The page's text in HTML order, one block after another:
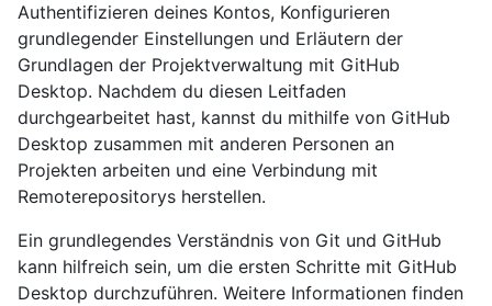
Authentifizieren deines Kontos, Konfigurieren
grundlegender Einstellungen und Erläutern der
Grundlagen der Projektverwaltung mit GitHub
Desktop. Nachdem du diesen Leitfaden
durchgearbeitet hast, kannst du mithilfe von GitHub
Desktop zusammen mit anderen Personen an
Projekten arbeiten und eine Verbindung mit
Remoterepositorys herstellen.
Ein grundlegendes Verständnis von Git und GitHub
kann hilfreich sein, um die ersten Schritte mit GitHub
Desktop durchzuführen. Weitere Informationen finden